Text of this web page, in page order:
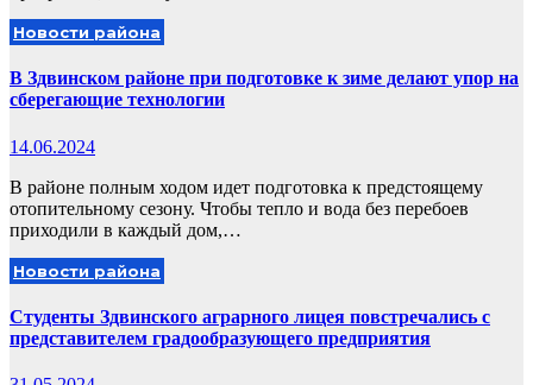
Новости района
В Здвинском районе при подготовке к зиме делают упор на
сберегающие технологии
14.06.2024
В районе полным ходом идет подготовка к предстоящему
отопительному сезону. Чтобы тепло и вода без перебоев
приходили в каждый дом,…
Новости района
Студенты Здвинского аграрного лицея повстречались с
представителем градообразующего предприятия